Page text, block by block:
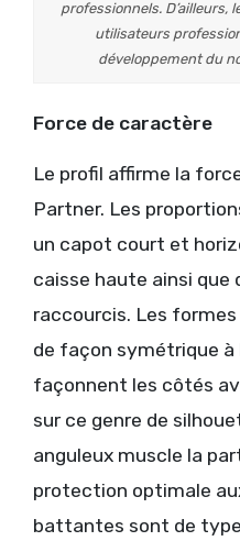
professionnels. D’ailleurs,
utilisateurs
développement du
Force de caractère
Le profil affirme la
Partner. Les
un capot court et
caisse haute ainsi
raccourcis. Les
de façon symétrique à
façonnent les côtés
sur ce genre de
anguleux muscle la
protection optimale
battantes sont de